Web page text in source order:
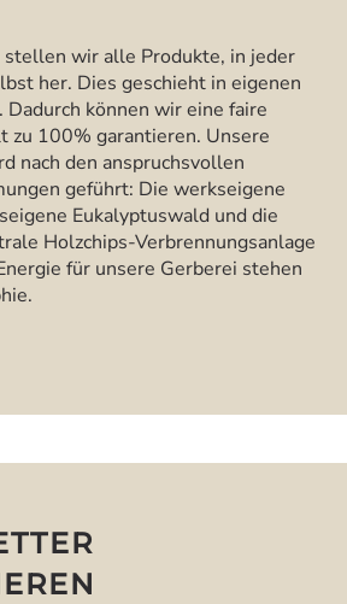
stellen wir alle Produkte, in jeder
her. Dies geschieht in eigenen
können wir eine faire
zu 100% garantieren. Unsere
nach den anspruchsvollen
geführt: Die werkseigene
Eukalyptuswald und die
Holzchips-Verbrennungsanlage
für unsere Gerberei stehen